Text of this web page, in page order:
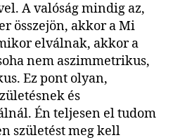
A valóság mindig az,
összejön, akkor a Mi
elválnak, akkor a
nem aszimmetrikus,
Ez pont olyan,
és
Én teljesen el tudom
születést meg kell